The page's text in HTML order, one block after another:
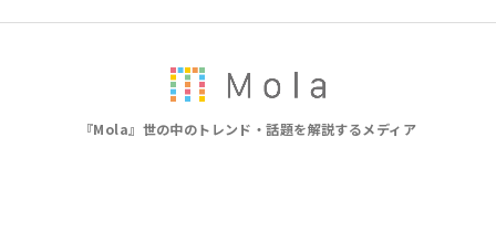
『Mola』世の中のトレンド・話題を解説するメディア